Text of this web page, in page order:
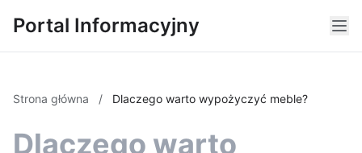
Portal Informacyjny
Strona główna / Dlaczego warto wypożyczyć meble?
Dlaczego warto